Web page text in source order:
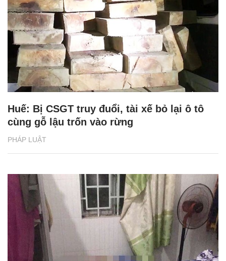
PHÁP LUẬT
Huế: Bị CSGT truy đuổi, tài xế bỏ lại ô tô
cùng gỗ lậu trốn vào rừng